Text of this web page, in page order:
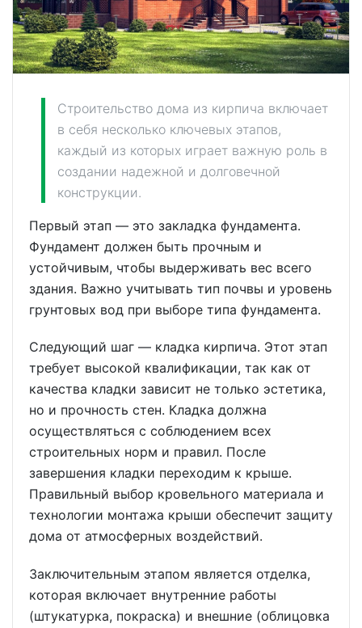
Строительство дома из кирпича включает
в себя несколько ключевых этапов,
каждый из которых играет важную роль в
создании надежной и долговечной
конструкции.
Первый этап — это закладка фундамента.
Фундамент должен быть прочным и
устойчивым, чтобы выдерживать вес всего
здания. Важно учитывать тип почвы и уровень
грунтовых вод при выборе типа фундамента.
Следующий шаг — кладка кирпича. Этот этап
требует высокой квалификации, так как от
качества кладки зависит не только эстетика,
но и прочность стен. Кладка должна
осуществляться с соблюдением всех
строительных норм и правил. После
завершения кладки переходим к крыше.
Правильный выбор кровельного материала и
технологии монтажа крыши обеспечит защиту
дома от атмосферных воздействий.
Заключительным этапом является отделка,
которая включает внутренние работы
(штукатурка, покраска) и внешние (облицовка